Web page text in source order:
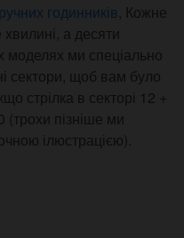
годинників , Кожне
а десяти
ми спеціально
сектори, щоб вам було
стрілка в секторі 12 +
(трохи пізніше ми
ілюстрацією).